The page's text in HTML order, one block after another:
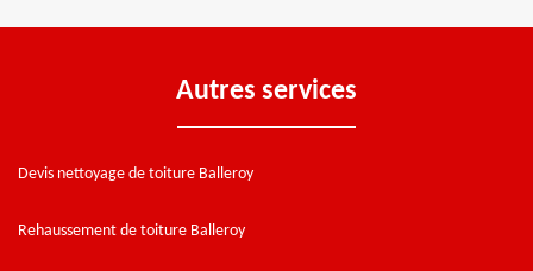
Autres services
Devis nettoyage de toiture Balleroy
Rehaussement de toiture Balleroy